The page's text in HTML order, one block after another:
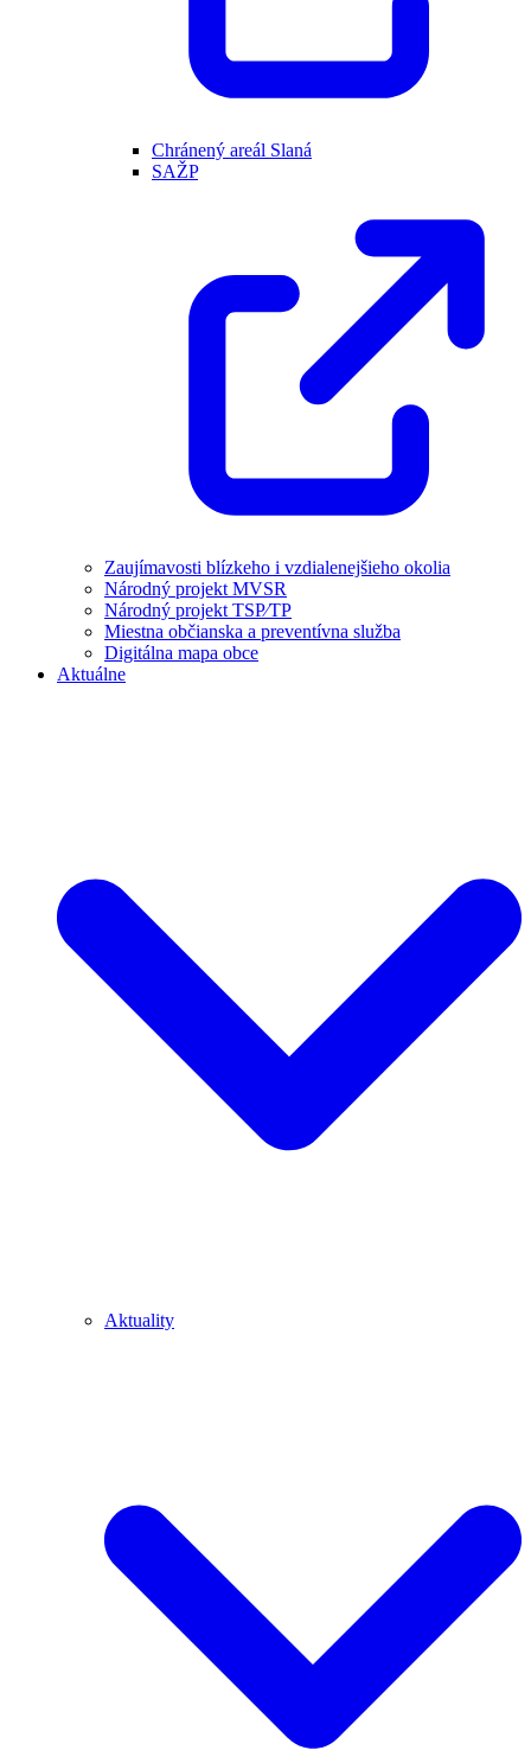
Chránený areál Slaná
SAŽP
Zaujímavosti blízkeho i vzdialenejšieho okolia
Národný projekt MVSR
Národný projekt TSP⁄TP
Miestna občianska a preventívna služba
Digitálna mapa obce
Aktuálne
Aktuality